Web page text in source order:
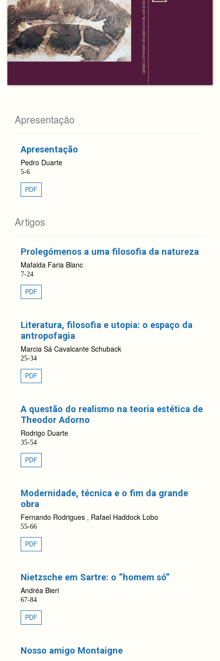
Apresentação
Apresentação
Pedro Duarte
5-6
PDF
Artigos
Prolegómenos a uma filosofia da natureza
Mafalda Faria Blanc
7-24
PDF
Literatura, filosofia e utopia: o espaço da
antropofagia
Marcia Sá Cavalcante Schuback
25-34
PDF
A questão do realismo na teoria estética de
Theodor Adorno
Rodrigo Duarte
35-54
PDF
Modernidade, técnica e o fim da grande
obra
Fernando Rodrigues , Rafael Haddock Lobo
55-66
PDF
Nietzsche em Sartre: o “homem só”
Andréa Bieri
67-84
PDF
Nosso amigo Montaigne